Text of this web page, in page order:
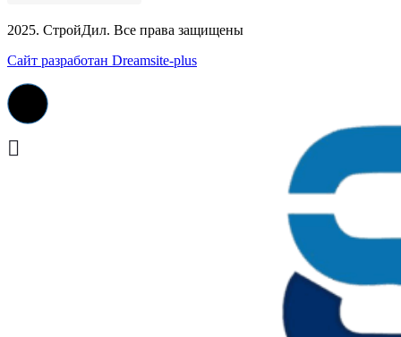
2025. СтройДил. Все права защищены
Сайт разработан Dreamsite-plus